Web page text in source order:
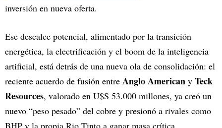
inversión en nueva oferta.
Ese descalce potencial, alimentado por la transición
energética, la electrificación y el boom de la inteligencia
artificial, está detrás de una nueva ola de consolidación: el
reciente acuerdo de fusión entre Anglo American y Teck
Resources, valorado en U$S 53.000 millones, ya creó un
nuevo “peso pesado” del cobre y presionó a rivales como
BHP y la propia Rio Tinto a ganar masa crítica.​